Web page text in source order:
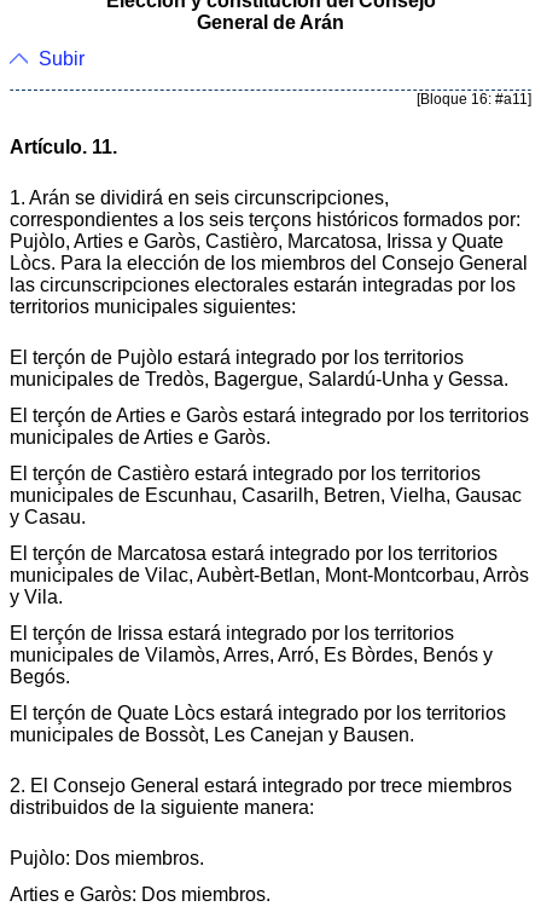
General de Arán
Subir
[Bloque 16: #a11]
Artículo. 11.
1. Arán se dividirá en seis circunscripciones,
correspondientes a los seis terçons históricos formados por:
Pujòlo, Arties e Garòs, Castièro, Marcatosa, Irissa y Quate
Lòcs. Para la elección de los miembros del Consejo General
las circunscripciones electorales estarán integradas por los
territorios municipales siguientes:
El terçón de Pujòlo estará integrado por los territorios
municipales de Tredòs, Bagergue, Salardú-Unha y Gessa.
El terçón de Arties e Garòs estará integrado por los territorios
municipales de Arties e Garòs.
El terçón de Castièro estará integrado por los territorios
municipales de Escunhau, Casarilh, Betren, Vielha, Gausac
y Casau.
El terçón de Marcatosa estará integrado por los territorios
municipales de Vilac, Aubèrt-Betlan, Mont-Montcorbau, Arròs
y Vila.
El terçón de Irissa estará integrado por los territorios
municipales de Vilamòs, Arres, Arró, Es Bòrdes, Benós y
Begós.
El terçón de Quate Lòcs estará integrado por los territorios
municipales de Bossòt, Les Canejan y Bausen.
2. El Consejo General estará integrado por trece miembros
distribuidos de la siguiente manera:
Pujòlo: Dos miembros.
Arties e Garòs: Dos miembros.